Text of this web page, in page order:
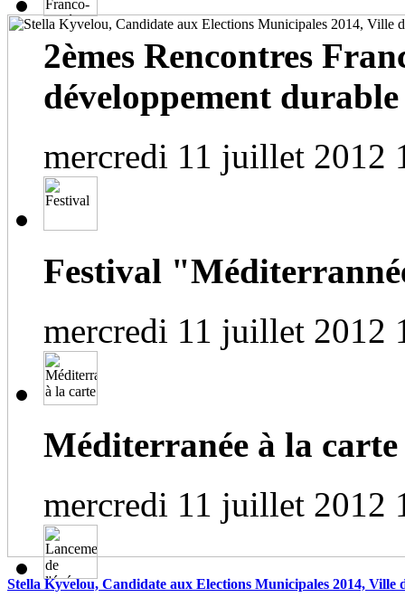
Stella Kyvelou, Candidate aux Elections Municipales 2014, Ville
2èmes Rencontres
développement durable
mercredi 11 juillet 2012
Festival
mercredi 11 juillet 2012
Méditerranée à la carte
mercredi 11 juillet 2012